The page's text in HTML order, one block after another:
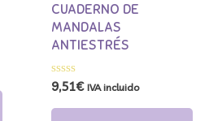
CUADERNO DE
MANDALAS
ANTIESTRÉS
Valorado
con
0
9,51€ IVA incluido